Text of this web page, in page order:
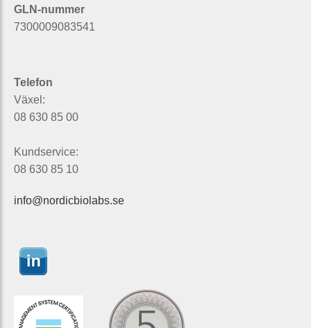
GLN-nummer
7300009083541
Telefon
Växel:
08 630 85 00
Kundservice:
08 630 85 10
info@nordicbiolabs.se